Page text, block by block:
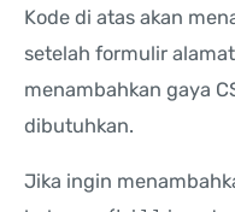
Kode di atas akan
setelah formulir
menambahkan gaya
dibutuhkan.
Jika ingin